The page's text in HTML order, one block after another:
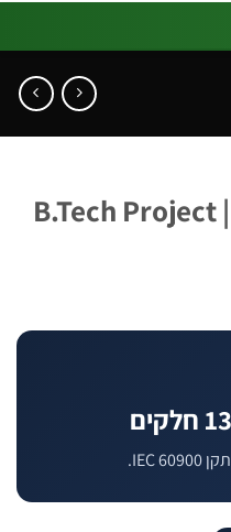
סט מברגים VDE בנרתיק 13 חלקים + טסטר | B.Tech Project